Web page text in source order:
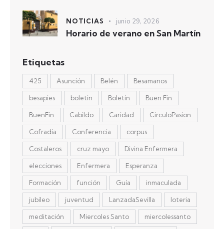
NOTICIAS junio 29, 2026
Horario de verano en San Martín
Etiquetas
425 Asunción Belén Besamanos
besapies boletin Boletín Buen Fin
BuenFin Cabildo Caridad CirculoPasion
Cofradía Conferencia corpus
Costaleros cruz mayo Divina Enfermera
elecciones Enfermera Esperanza
Formación función Guía inmaculada
jubileo juventud LanzadaSevilla loteria
meditación Miercoles Santo miercolessanto